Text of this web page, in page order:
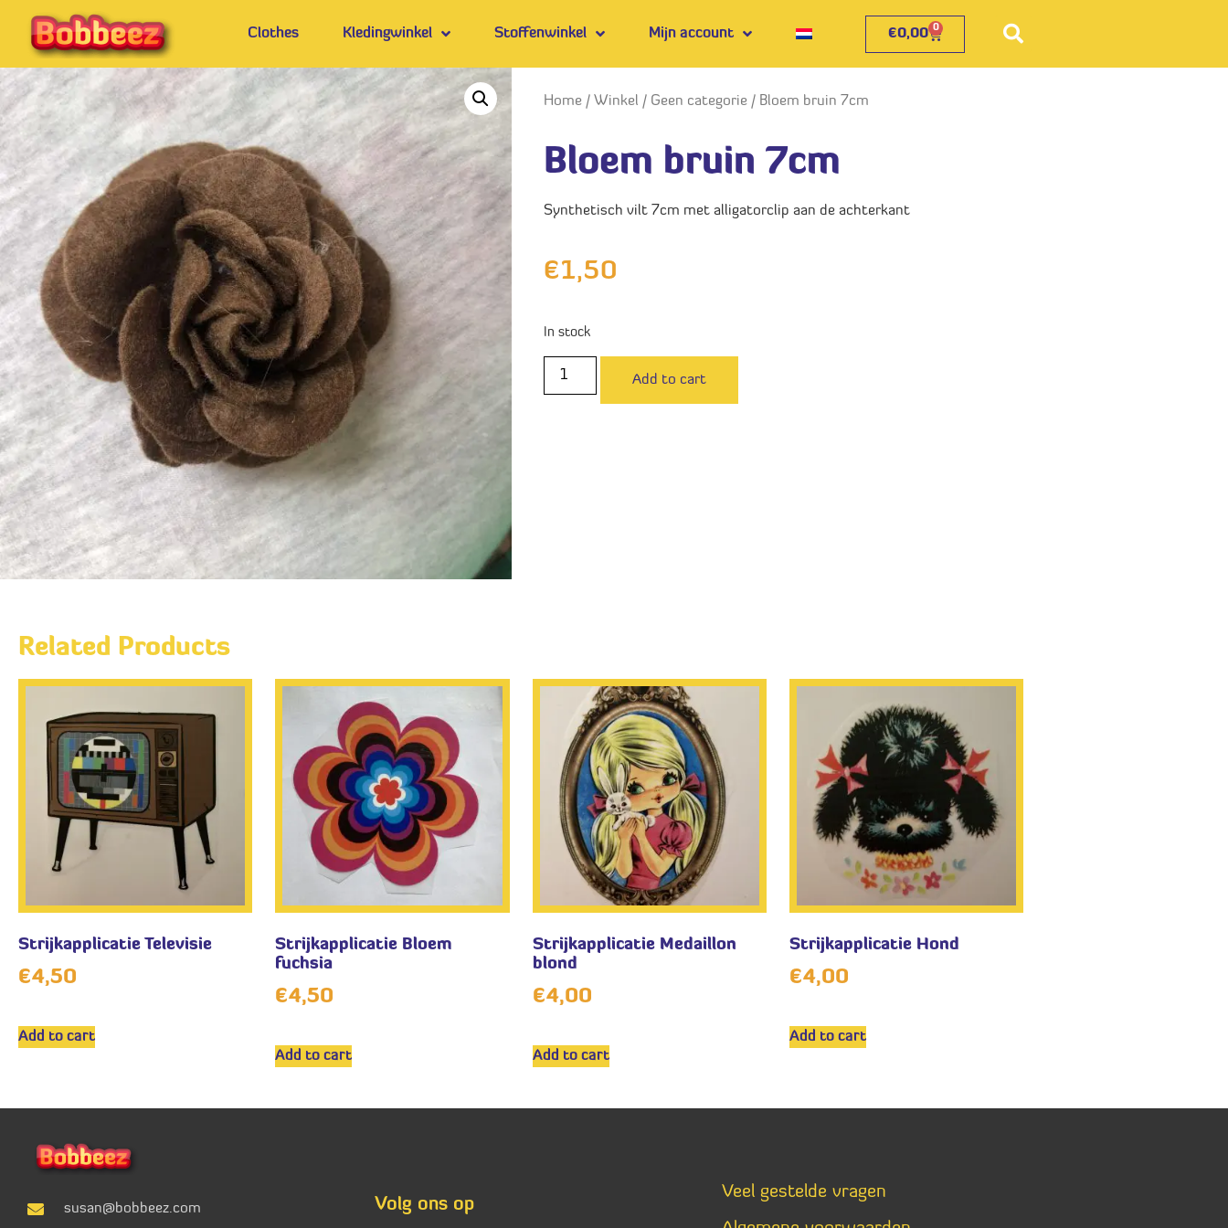
Clothes Kledingwinkel Stoffenwinkel Mijn account €0,00 0
Home / Winkel / Geen categorie / Bloem bruin 7cm
Bloem bruin 7cm
Synthetisch vilt 7cm met alligatorclip aan de achterkant
€1,50
In stock
Add to cart
Related Products
Strijkapplicatie Televisie
€4,50
Add to cart
Strijkapplicatie Bloem
fuchsia
€4,50
Add to cart
Strijkapplicatie Medaillon
blond
€4,00
Add to cart
Strijkapplicatie Hond
€4,00
Add to cart
susan@bobbeez.com Volg ons op
Veel gestelde vragen